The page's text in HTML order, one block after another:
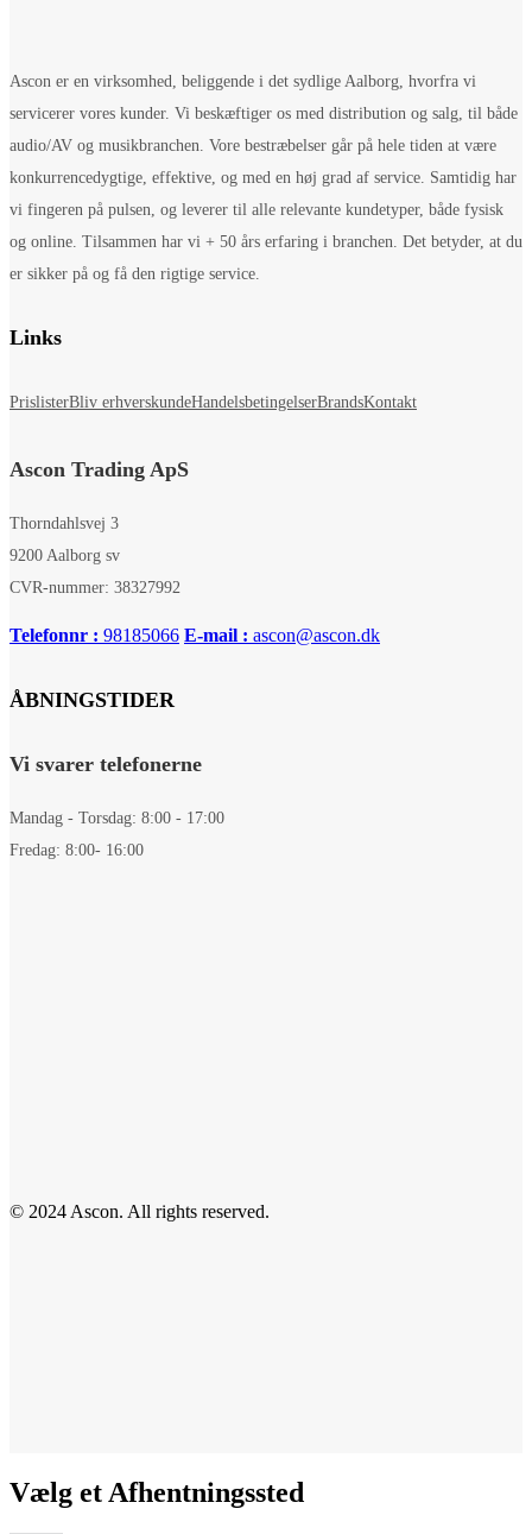
Ascon er en virksomhed, beliggende i det sydlige Aalborg, hvorfra vi
servicerer vores kunder. Vi beskæftiger os med distribution og salg, til både
audio/AV og musikbranchen. Vore bestræbelser går på hele tiden at være
konkurrencedygtige, effektive, og med en høj grad af service. Samtidig har
vi fingeren på pulsen, og leverer til alle relevante kundetyper, både fysisk
og online. Tilsammen har vi + 50 års erfaring i branchen. Det betyder, at du
er sikker på og få den rigtige service.
Links
PrislisterBliv erhverskundeHandelsbetingelserBrandsKontakt
Ascon Trading ApS
Thorndahlsvej 3
9200 Aalborg sv
CVR-nummer: 38327992
Telefonnr : 98185066 E-mail : ascon@ascon.dk
ÅBNINGSTIDER
Vi svarer telefonerne
Mandag - Torsdag: 8:00 - 17:00
Fredag: 8:00- 16:00
© 2024 Ascon. All rights reserved.
Vælg et Afhentningssted